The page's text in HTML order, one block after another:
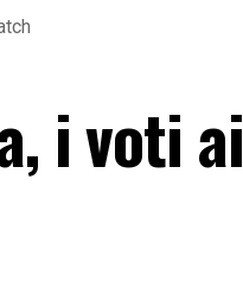
i voti ai